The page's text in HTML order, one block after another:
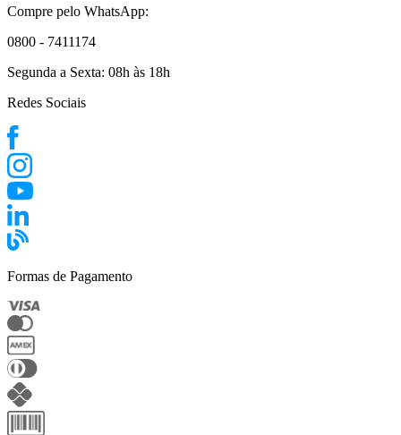
Compre pelo WhatsApp:
0800 - 7411174
Segunda a Sexta: 08h às 18h
Redes Sociais
Formas de Pagamento